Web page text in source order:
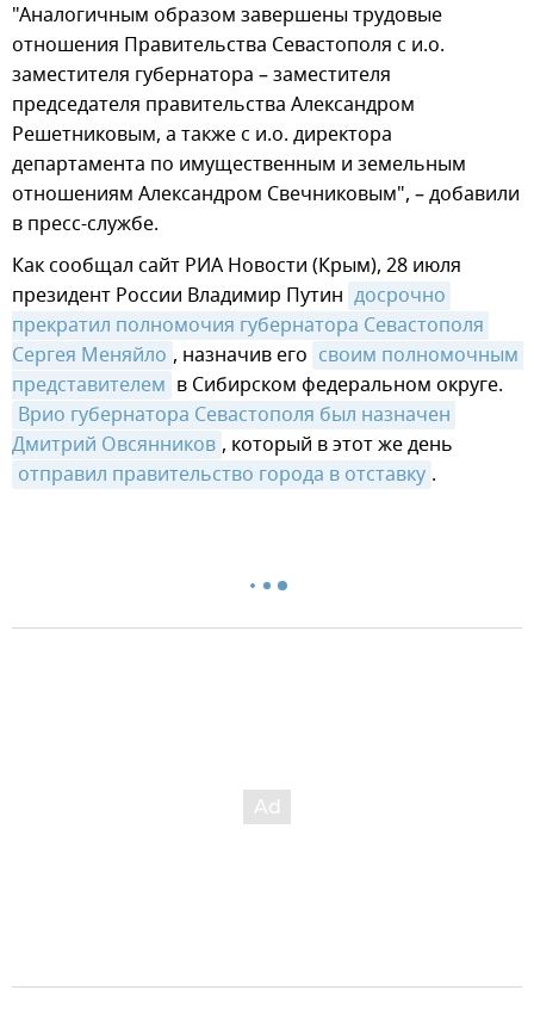
"Аналогичным образом завершены трудовые
отношения Правительства Севастополя с и.о.
заместителя губернатора – заместителя
председателя правительства Александром
Решетниковым, а также с и.о. директора
департамента по имущественным и земельным
отношениям Александром Свечниковым", – добавили
в пресс-службе.
Как сообщал сайт РИА Новости (Крым), 28 июля
президент России Владимир Путин досрочно
прекратил полномочия губернатора Севастополя
Сергея Меняйло , назначив его своим полномочным
представителем в Сибирском федеральном округе.
Врио губернатора Севастополя был назначен
Дмитрий Овсянников , который в этот же день
отправил правительство города в отставку .